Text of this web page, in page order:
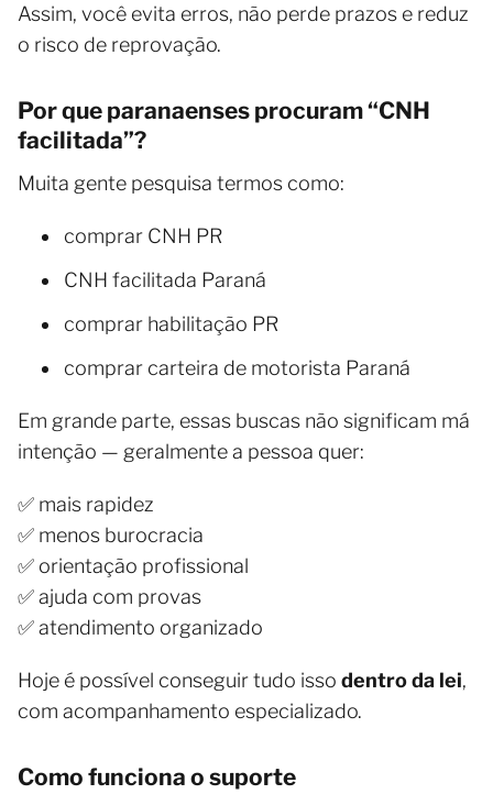
Assim, você evita erros, não perde prazos e reduz
o risco de reprovação.
Por que paranaenses procuram “CNH
facilitada”?
Muita gente pesquisa termos como:
comprar CNH PR
CNH facilitada Paraná
comprar habilitação PR
comprar carteira de motorista Paraná
Em grande parte, essas buscas não significam má
intenção — geralmente a pessoa quer:
✅ mais rapidez
✅ menos burocracia
✅ orientação profissional
✅ ajuda com provas
✅ atendimento organizado
Hoje é possível conseguir tudo isso dentro da lei,
com acompanhamento especializado.
Como funciona o suporte